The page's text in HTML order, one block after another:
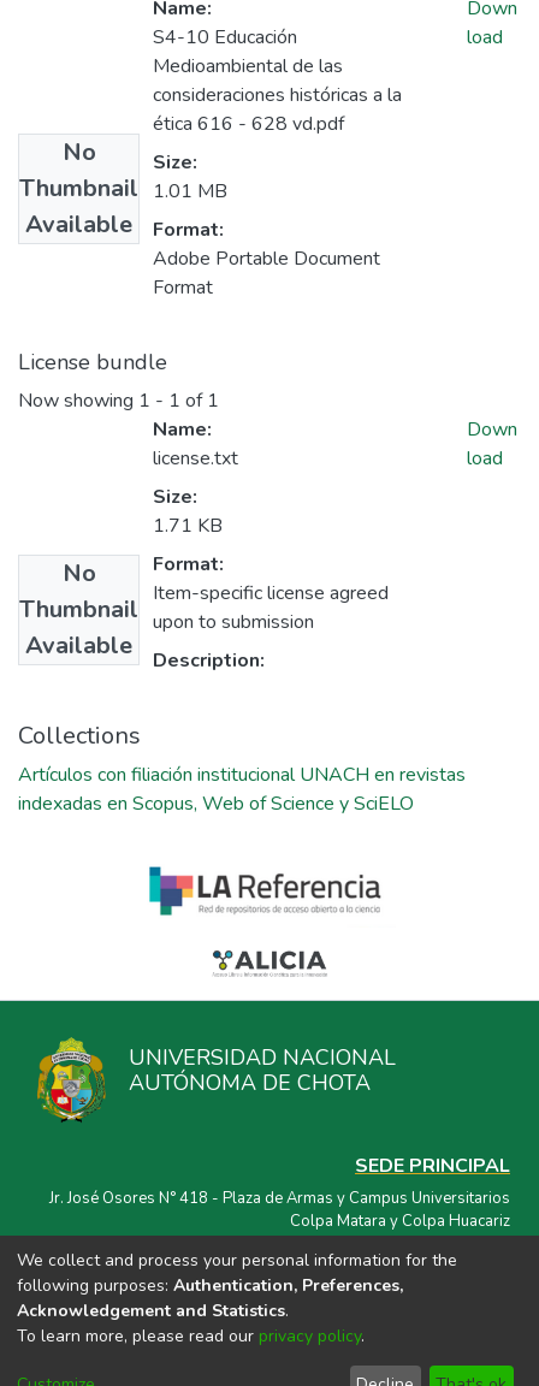
No
Thumbnail
Available
Name:
S4-10 Educación
Medioambiental de las
consideraciones históricas a la
ética 616 - 628 vd.pdf
Size:
1.01 MB
Format:
Adobe Portable Document
Format
Down
load
License bundle
Now showing 1 - 1 of 1
No
Thumbnail
Available
Name:
license.txt
Size:
1.71 KB
Format:
Item-specific license agreed
upon to submission
Description:
Down
load
Collections
Artículos con filiación institucional UNACH en revistas
indexadas en Scopus, Web of Science y SciELO
UNIVERSIDAD NACIONAL
AUTÓNOMA DE CHOTA
SEDE PRINCIPAL
Jr. José Osores N° 418 - Plaza de Armas y Campus Universitarios
Colpa Matara y Colpa Huacariz
CORREO ELECTRÓNICO
repositorio@unach.edu.pe
We collect and process your personal information for the
following purposes: Authentication, Preferences,
Acknowledgement and Statistics.
To learn more, please read our privacy policy.